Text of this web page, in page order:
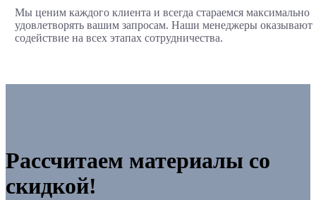
Мы ценим каждого клиента и всегда стараемся максимально
удовлетворять вашим запросам. Наши менеджеры оказывают
содействие на всех этапах сотрудничества.
Рассчитаем материалы со
скидкой!